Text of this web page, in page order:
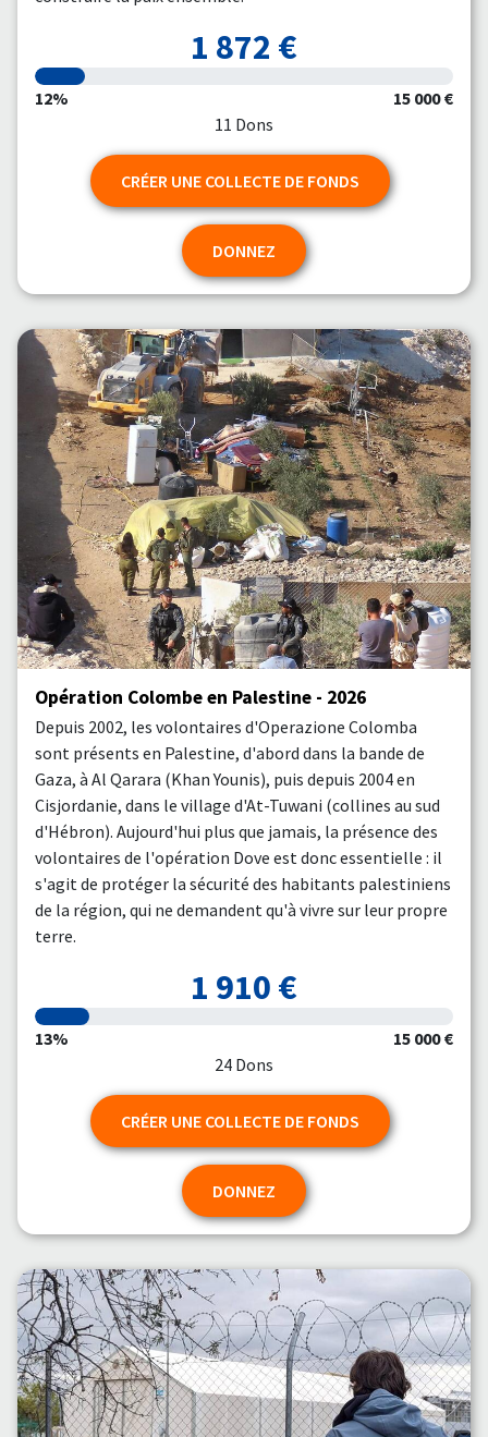
1 872 €
12%
15 000 €
11 Dons
CRÉER UNE COLLECTE DE FONDS
DONNEZ
Opération Colombe en Palestine - 2026
Depuis 2002, les volontaires d'Operazione Colomba
sont présents en Palestine, d'abord dans la bande de
Gaza, à Al Qarara (Khan Younis), puis depuis 2004 en
Cisjordanie, dans le village d'At-Tuwani (collines au sud
d'Hébron). Aujourd'hui plus que jamais, la présence des
volontaires de l'opération Dove est donc essentielle : il
s'agit de protéger la sécurité des habitants palestiniens
de la région, qui ne demandent qu'à vivre sur leur propre
terre.
1 910 €
13%
15 000 €
24 Dons
CRÉER UNE COLLECTE DE FONDS
DONNEZ